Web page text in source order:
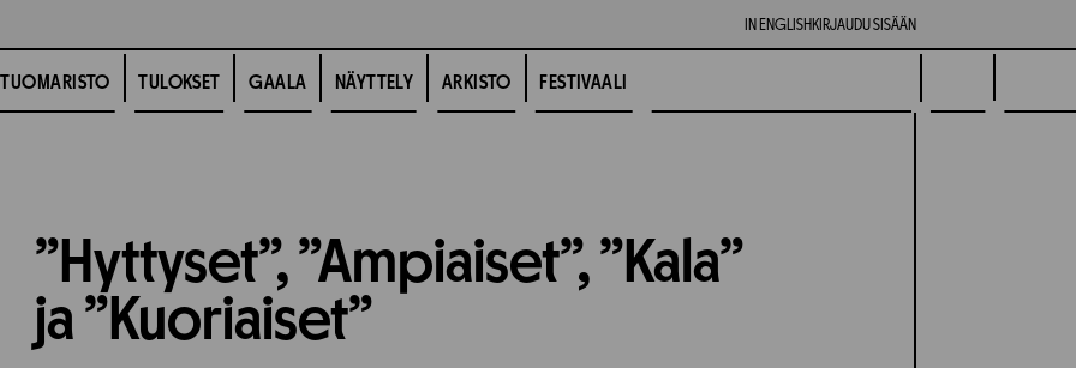
IN ENGLISH KIRJAUDU SISÄÄN
TUOMARISTO TULOKSET GAALA NÄYTTELY ARKISTO FESTIVAALI
”Hyttyset”, ”Ampiaiset”, ”Kala”
ja ”Kuoriaiset”